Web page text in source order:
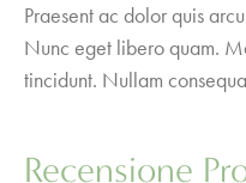
Praesent ac dolor quis
Nunc eget libero quam.
tincidunt. Nullam
Recensione